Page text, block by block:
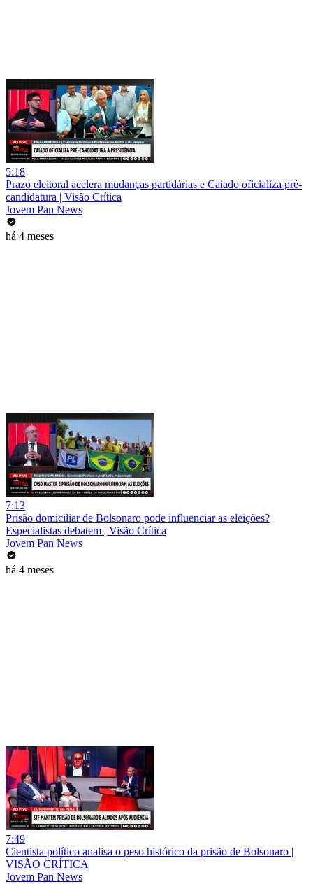
5:18
Prazo eleitoral acelera mudanças partidárias e Caiado oficializa pré-
candidatura | Visão Crítica
Jovem Pan News
há 4 meses
7:13
Prisão domiciliar de Bolsonaro pode influenciar as eleições?
Especialistas debatem | Visão Crítica
Jovem Pan News
há 4 meses
7:49
Cientista político analisa o peso histórico da prisão de Bolsonaro |
VISÃO CRÍTICA
Jovem Pan News